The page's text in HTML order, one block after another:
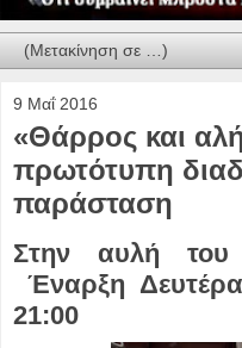
9 Μαΐ 2016
«Θάρρος και
πρωτότυπη
παράσταση
Στην αυλή του
Έναρξη
21:00